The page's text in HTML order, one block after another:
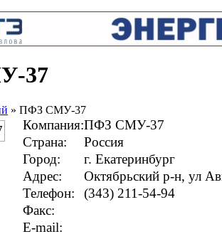
37
» ПФЗ СМУ-37
Компания:ПФЗ СМУ-37
Страна:
Россия
Город:
г. Екатеринбург
Адрес:
Октябрьский р-н, ул
Телефон:
(343) 211-54-94
Факс:
E-mail: